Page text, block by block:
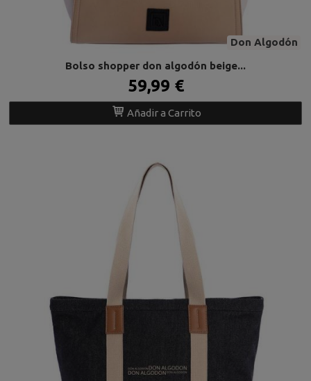
Don Algodón
Bolso shopper don algodón beige...
59,99 €
Añadir a Carrito